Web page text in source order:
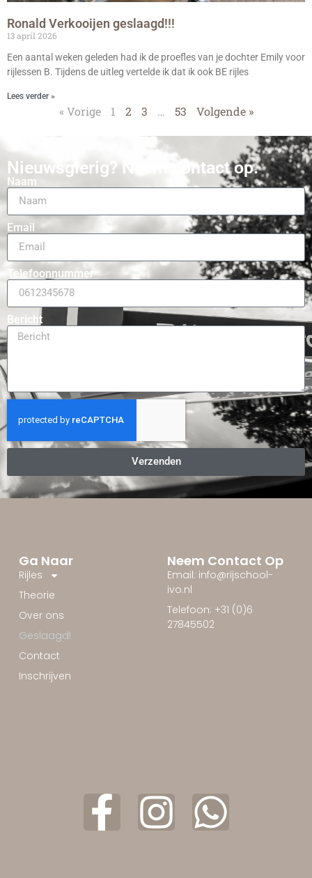
Ronald Verkooijen geslaagd!!!
13 april 2026
Een aantal weken geleden had ik de proefles van je dochter Emily voor
rijlessen B. Tijdens de uitleg vertelde ik dat ik ook BE rijles
Lees verder »
« Vorige 1 2 3 … 53 Volgende »
Nieuwsgierig? Neem contact op.
Naam
Email
Telefoonnummer
Bericht
Verzenden
Ga Naar
Rijles
Theorie
Over ons
Geslaagd!
Contact
Inschrijven
Neem Contact Op
Email: info@rijschool-
ivo.nl
Telefoon: +31 (0)6
27845502